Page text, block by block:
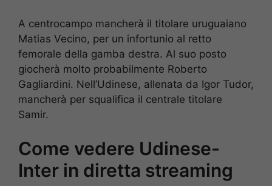
A centrocampo mancherà il titolare uruguaiano
Matias Vecino, per un infortunio al retto
femorale della gamba destra. Al suo posto
giocherà molto probabilmente Roberto
Gagliardini. Nell’Udinese, allenata da Igor Tudor,
mancherà per squalifica il centrale titolare
Samir.
Come vedere Udinese-
Inter in diretta streaming